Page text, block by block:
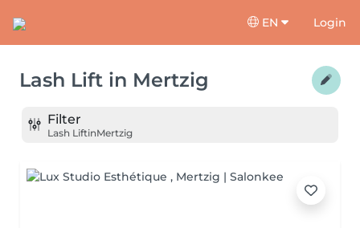
EN Login
Lash Lift in Mertzig
Filter
Lash LiftinMertzig